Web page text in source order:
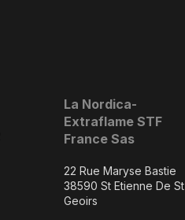
La Nordica-
Extraflame STF
France Sas
22 Rue Maryse Bastie
38590 St Etienne De St
Geoirs